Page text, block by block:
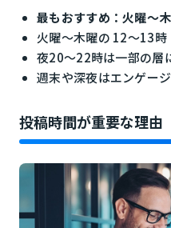
最もおすすめ：火曜〜
火曜〜木曜の 12〜13時
夜20〜22時は一部の層
週末や深夜はエンゲー
投稿時間が重要な理由